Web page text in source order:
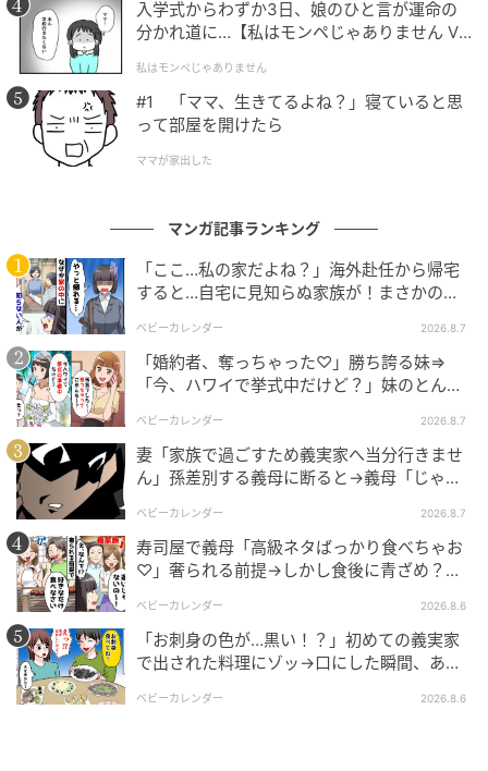
入学式からわずか3日、娘のひと言が運命の
分かれ道に…【私はモンペじゃありません Vo
私はモンペじゃありません
#1 「ママ、生きてるよね？」寝ていると思
って部屋を開けたら
ママが家出した
マンガ記事ランキング
「ここ…私の家だよね？」海外赴任から帰宅
すると…自宅に見知らぬ家族が！まさかの真
ベビーカレンダー 2026.8.7
「婚約者、奪っちゃった♡」勝ち誇る妹⇒
「今、ハワイで挙式中だけど？」妹のとんで
ベビーカレンダー 2026.8.7
妻「家族で過ごすため義実家へ当分行きませ
ん」孫差別する義母に断ると→義母「じゃ
ベビーカレンダー 2026.8.7
寿司屋で義母「高級ネタばっかり食べちゃお
♡」奢られる前提→しかし食後に青ざめ？通
ベビーカレンダー 2026.8.6
「お刺身の色が…黒い！？」初めての義実家
で出された料理にゾッ→口にした瞬間、あ
ベビーカレンダー 2026.8.6